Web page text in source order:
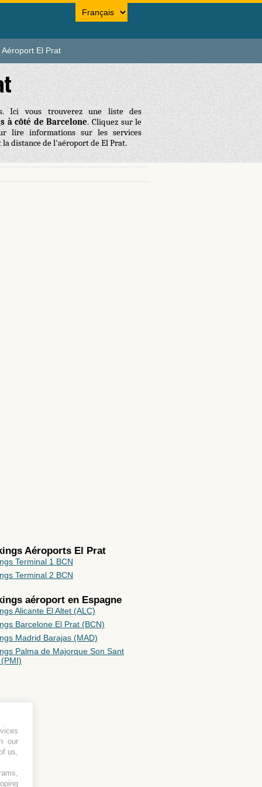
Aéroport El Prat
Ici vous trouverez une liste des
à côté de Barcelone. Cliquez sur le
lire informations sur les services
distance de l'aéroport de El Prat.
Aéroports El Prat
Terminal 1 BCN
Terminal 2 BCN
aéroport en Espagne
Alicante El Altet (ALC)
Barcelone El Prat (BCN)
Madrid Barajas (MAD)
Palma de Majorque Son Sant
our
us,